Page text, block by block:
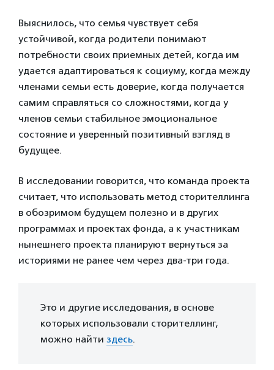
Выяснилось, что семья чувствует себя
устойчивой, когда родители понимают
потребности своих приемных детей, когда им
удается адаптироваться к социуму, когда между
членами семьи есть доверие, когда получается
самим справляться со сложностями, когда у
членов семьи стабильное эмоциональное
состояние и уверенный позитивный взгляд в
будущее.
В исследовании говорится, что команда проекта
считает, что использовать метод сторителлинга
в обозримом будущем полезно и в других
программах и проектах фонда, а к участникам
нынешнего проекта планируют вернуться за
историями не ранее чем через два-три года.
Это и другие исследования, в основе
которых использовали сторителлинг,
можно найти здесь.